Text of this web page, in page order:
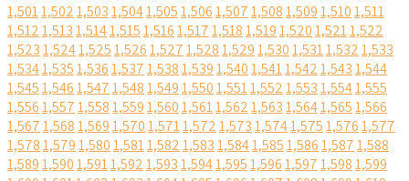
1,5011,5021,5031,5041,5051,5061,5071,5081,5091,5101,511
1,5121,5131,5141,5151,5161,5171,5181,5191,5201,5211,522
1,5231,5241,5251,5261,5271,5281,5291,5301,5311,5321,533
1,5341,5351,5361,5371,5381,5391,5401,5411,5421,5431,544
1,5451,5461,5471,5481,5491,5501,5511,5521,5531,5541,555
1,5561,5571,5581,5591,5601,5611,5621,5631,5641,5651,566
1,5671,5681,5691,5701,5711,5721,5731,5741,5751,5761,577
1,5781,5791,5801,5811,5821,5831,5841,5851,5861,5871,588
1,5891,5901,5911,5921,5931,5941,5951,5961,5971,5981,599